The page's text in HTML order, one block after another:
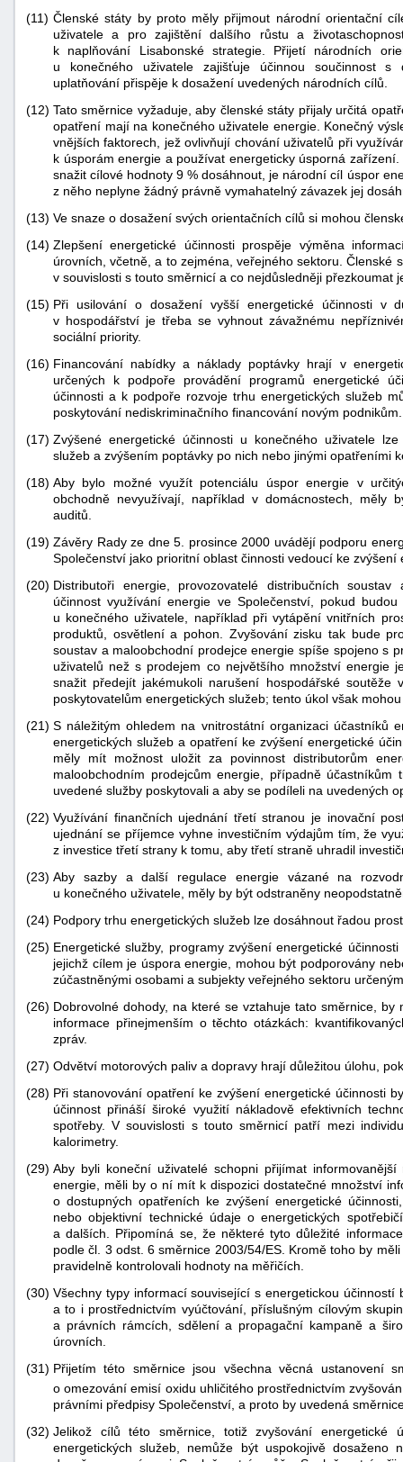
(11) Členské státy by proto měly přijmout národní orientační
uživatele a pro zajištění dalšího růstu a
k naplňování Lisabonské strategie. Přijetí národních
u konečného uživatele zajišťuje účinnou součinnost s
uplatňování přispěje k dosažení uvedených národních cílů.
(12) Tato směrnice vyžaduje, aby členské státy přijaly určitá
opatření mají na konečného uživatele energie. Konečný
vnějších faktorech, jež ovlivňují chování uživatelů při
k úsporám energie a používat energeticky úsporná
snažit cílové hodnoty 9 % dosáhnout, je národní cíl úspor
z něho neplyne žádný právně vymahatelný závazek jej
(13) Ve snaze o dosažení svých orientačních cílů si mohou
(14) Zlepšení energetické účinnosti prospěje výměna
úrovních, včetně, a to zejména, veřejného sektoru. Členské
v souvislosti s touto směrnicí a co nejdůsledněji přezkoumat
(15) Při usilování o dosažení vyšší energetické účinnosti v
v hospodářství je třeba se vyhnout závažnému
sociální priority.
(16) Financování nabídky a náklady poptávky hrají v
určených k podpoře provádění programů energetické
účinnosti a k podpoře rozvoje trhu energetických služeb
poskytování nediskriminačního financování novým podnikům.
(17) Zvýšené energetické účinnosti u konečného uživatele
služeb a zvýšením poptávky po nich nebo jinými opatřeními
(18) Aby bylo možné využít potenciálu úspor energie v
obchodně nevyužívají, například v domácnostech, měly
auditů.
(19) Závěry Rady ze dne 5. prosince 2000 uvádějí podporu
Společenství jako prioritní oblast činnosti vedoucí ke zvýšení
(20) Distributoři energie, provozovatelé distribučních
účinnost využívání energie ve Společenství, pokud
u konečného uživatele, například při vytápění vnitřních
produktů, osvětlení a pohon. Zvyšování zisku tak bude
soustav a maloobchodní prodejce energie spíše spojeno s
uživatelů než s prodejem co největšího množství energie
snažit předejít jakémukoli narušení hospodářské
poskytovatelům energetických služeb; tento úkol však
(21) S náležitým ohledem na vnitrostátní organizaci účastníků
energetických služeb a opatření ke zvýšení energetické
měly mít možnost uložit za povinnost distributorům
maloobchodním prodejcům energie, případně
uvedené služby poskytovali a aby se podíleli na uvedených
(22) Využívání finančních ujednání třetí stranou je inovační
ujednání se příjemce vyhne investičním výdajům tím, že
z investice třetí strany k tomu, aby třetí straně uhradil
(23) Aby sazby a další regulace energie vázané na
u konečného uživatele, měly by být odstraněny
(24) Podpory trhu energetických služeb lze dosáhnout řadou
(25) Energetické služby, programy zvýšení energetické
jejichž cílem je úspora energie, mohou být podporovány
zúčastněnými osobami a subjekty veřejného sektoru
(26) Dobrovolné dohody, na které se vztahuje tato směrnice,
informace přinejmenším o těchto otázkách:
zpráv.
(27) Odvětví motorových paliv a dopravy hrají důležitou úlohu,
(28) Při stanovování opatření ke zvýšení energetické účinnosti
účinnost přináší široké využití nákladově efektivních
spotřeby. V souvislosti s touto směrnicí patří mezi
kalorimetry.
(29) Aby byli koneční uživatelé schopni přijímat
energie, měli by o ní mít k dispozici dostatečné množství
o dostupných opatřeních ke zvýšení energetické
nebo objektivní technické údaje o energetických
a dalších. Připomíná se, že některé tyto důležité
podle čl. 3 odst. 6 směrnice 2003/54/ES. Kromě toho by
pravidelně kontrolovali hodnoty na měřičích.
(30) Všechny typy informací související s energetickou
a to i prostřednictvím vyúčtování, příslušným cílovým
a právních rámcích, sdělení a propagační kampaně a
úrovních.
(31) Přijetím této směrnice jsou všechna věcná ustanovení
o omezování emisí oxidu uhličitého prostřednictvím
právními předpisy Společenství, a proto by uvedená
(32) Jelikož cílů této směrnice, totiž zvyšování energetické
energetických služeb, nemůže být uspokojivě